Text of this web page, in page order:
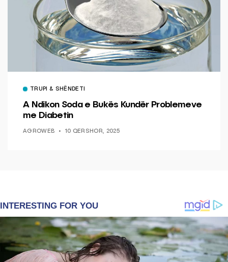
TRUPI & SHËNDETI
A Ndikon Soda e Bukës Kundër Problemeve
me Diabetin
AGROWEB 10 QERSHOR, 2025